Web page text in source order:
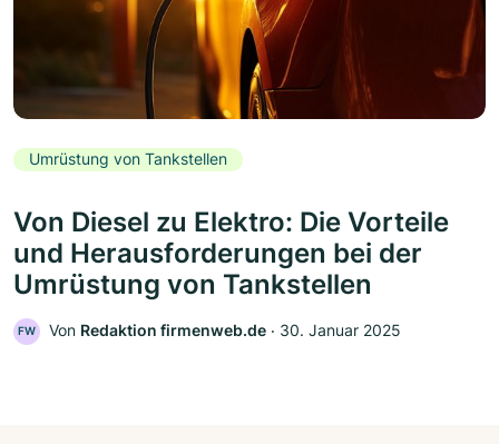
Umrüstung von Tankstellen
Von Diesel zu Elektro: Die Vorteile
und Herausforderungen bei der
Umrüstung von Tankstellen
FW Von Redaktion firmenweb.de ‧ 30. Januar 2025